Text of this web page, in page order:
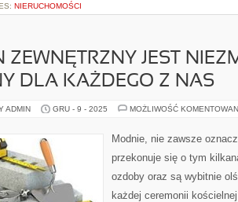
NIERUCHOMOŚCI
ZEWNĘTRZNY JEST
DLA KAŻDEGO Z NAS
ADMIN GRU - 9 - 2025 MOŻLIWOŚĆ
Modnie, nie zawsze
przekonuje się o tym
ozdoby oraz są wybitnie
każdej ceremonii